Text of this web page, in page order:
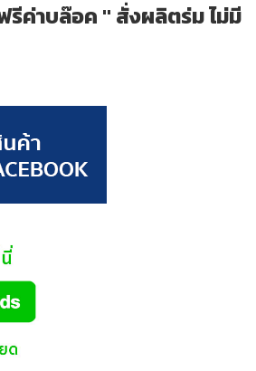
รีค่าบล๊อค " สั่งผลิตร่ม ไม่มี